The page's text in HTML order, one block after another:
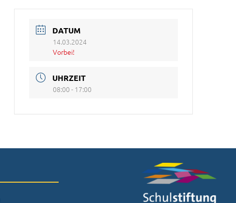
DATUM
14.03.2024
Vorbei!
UHRZEIT
08:00 - 17:00